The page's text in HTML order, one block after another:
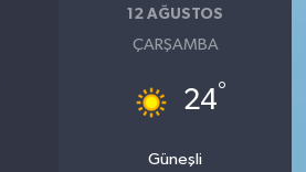
12 AĞUSTOS
ÇARŞAMBA
24°
Güneşli